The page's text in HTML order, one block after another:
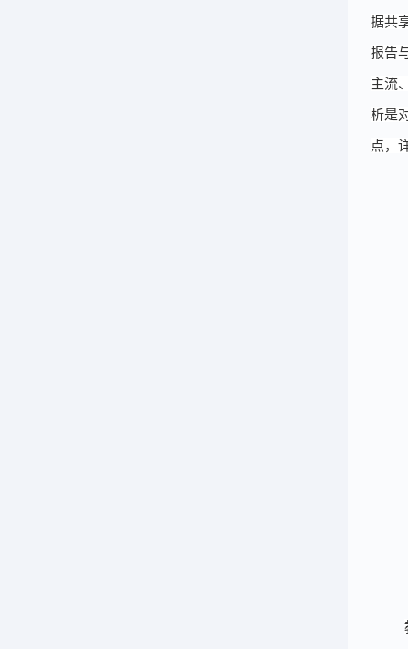
据共
报告
主流
析是
点，